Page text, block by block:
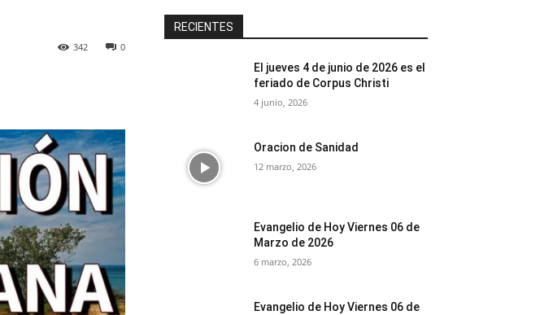
0
342
RECIENTES
El jueves 4 de junio de 2026 es el
feriado de Corpus Christi
4 junio, 2026
Oracion de Sanidad
12 marzo, 2026
Evangelio de Hoy Viernes 06 de
Marzo de 2026
6 marzo, 2026
Evangelio de Hoy Viernes 06 de